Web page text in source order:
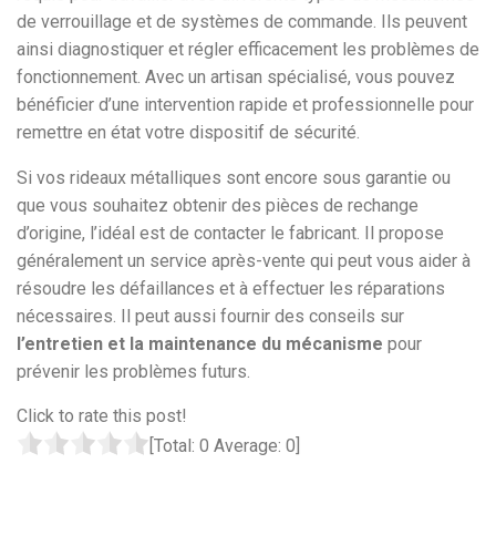
de verrouillage et de systèmes de commande. Ils peuvent
ainsi diagnostiquer et régler efficacement les problèmes de
fonctionnement. Avec un artisan spécialisé, vous pouvez
bénéficier d’une intervention rapide et professionnelle pour
remettre en état votre dispositif de sécurité.
Si vos rideaux métalliques sont encore sous garantie ou
que vous souhaitez obtenir des pièces de rechange
d’origine, l’idéal est de contacter le fabricant. Il propose
généralement un service après-vente qui peut vous aider à
résoudre les défaillances et à effectuer les réparations
nécessaires. Il peut aussi fournir des conseils sur
l’entretien et la maintenance du mécanisme pour
prévenir les problèmes futurs.
Click to rate this post!
[Total: 0 Average: 0